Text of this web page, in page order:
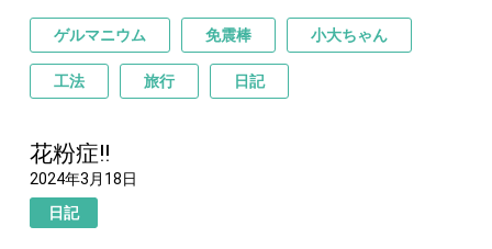
ゲルマニウム 免震棒 小大ちゃん
工法 旅行 日記
花粉症!!
2024年3月18日
日記